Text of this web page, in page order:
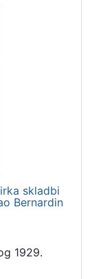
skladbi
Bernardin
1929.